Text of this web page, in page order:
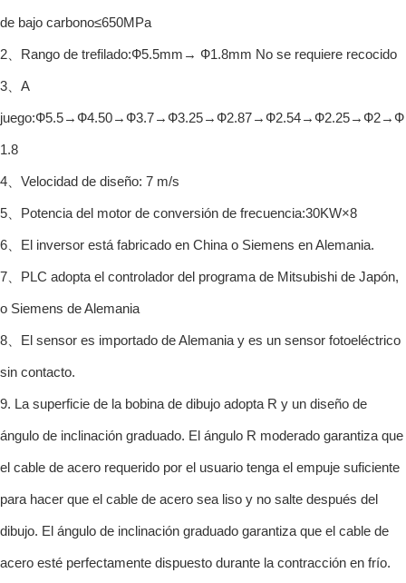
de bajo carbono≤650MPa
2、Rango de trefilado:Ф5.5mm→ Ф1.8mm No se requiere recocido
3、A
juego:Ф5.5→Ф4.50→Ф3.7→Ф3.25→Ф2.87→Ф2.54→Ф2.25→Ф2→Ф
1.8
4、Velocidad de diseño: 7 m/s
5、Potencia del motor de conversión de frecuencia:30KW×8
6、El inversor está fabricado en China o Siemens en Alemania.
7、PLC adopta el controlador del programa de Mitsubishi de Japón,
o Siemens de Alemania
8、El sensor es importado de Alemania y es un sensor fotoeléctrico
sin contacto.
9. La superficie de la bobina de dibujo adopta R y un diseño de
ángulo de inclinación graduado. El ángulo R moderado garantiza que
el cable de acero requerido por el usuario tenga el empuje suficiente
para hacer que el cable de acero sea liso y no salte después del
dibujo. El ángulo de inclinación graduado garantiza que el cable de
acero esté perfectamente dispuesto durante la contracción en frío.